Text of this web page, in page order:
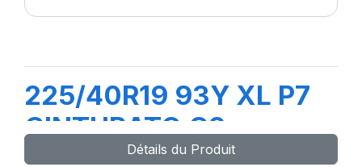
225/40R19 93Y XL P7
CINTURATO C2
Détails du Produit